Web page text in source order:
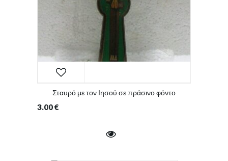
Σταυρό με τον Ιησού σε πράσινο φόντο
3.00€